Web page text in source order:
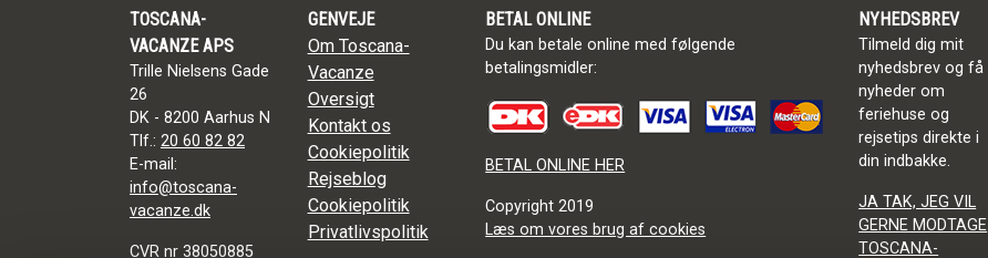
TOSCANA-
VACANZE APS
Trille Nielsens Gade
26
DK - 8200 Aarhus N
Tlf.: 20 60 82 82
E-mail:
info@toscana-
vacanze.dk
CVR nr 38050885
GENVEJE
Om Toscana-
Vacanze
Oversigt
Kontakt os
Cookiepolitik
Rejseblog
Cookiepolitik
Privatlivspolitik
BETAL ONLINE
Du kan betale online med følgende
betalingsmidler:
BETAL ONLINE HER
Copyright 2019
Læs om vores brug af cookies
NYHEDSBREV
Tilmeld dig mit
nyhedsbrev og få
nyheder om
feriehuse og
rejsetips direkte i
din indbakke.
JA TAK, JEG VIL
GERNE MODTAGE
TOSCANA-